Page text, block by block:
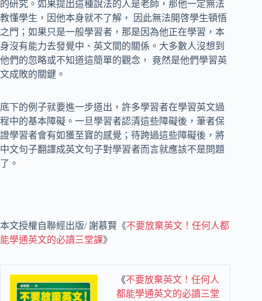
的研究。如果提出這種說法的人是老師，那他一定無法
教懂學生，因他本身就不了解， 因此無法開啓學生頓悟
之門；如果只是一般學習者，那是因為他正在學習，本
身沒有能力去發覺中、英文間的關係。大多數人沒想到
他們的忽略或不知道這簡單的觀念， 竟然是他們學習英
文成敗的關鍵。
底下的例子就要進一步道出，許多學習者在學習英文過
程中的基本障礙。一旦學習者認清這些障礙後，筆者保
證學習者會有如獲至寶的感覺；待跨過這些障礙後，將
中文句子翻譯成英文句子對學習者而言就應該不是問題
了。
本文授權自聯經出版/ 謝慕賢《不要放棄英文！任何人都
能學通英文的必讀三堂課》
《不要放棄英文！任何人
都能學通英文的必讀三堂